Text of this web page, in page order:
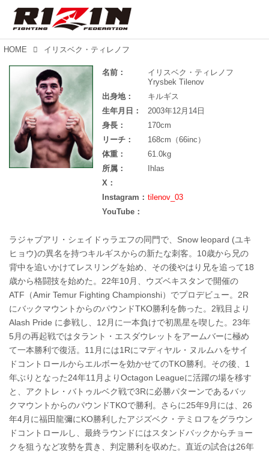
HOME イリスベク・ティレノフ
名前：
イリスベク・ティレノフ
Yrysbek Tilenov
出身地：
キルギス
生年月日：
2003年12月14日
身長：
170cm
リーチ：
168cm（66inc）
体重：
61.0kg
所属：
Ihlas
X：
Instagram： tilenov_03
YouTube：
ラジャブアリ・シェイドゥラエフの同門で、Snow leopard (ユキ
ヒョウ)の異名を持つキルギスからの新たな刺客。10歳から兄の
背中を追いかけてレスリングを始め、その後やはり兄を追って18
歳から格闘技を始めた。22年10月、ウズベキスタンで開催の
ATF（Amir Temur Fighting Championshi）でプロデビュー。2R
にバックマウントからのパウンドTKO勝利を飾った。2戦目より
Alash Pride に参戦し、12月に一本負けで初黒星を喫した。23年
5月の再起戦ではタラント・エスダウレットをアームバーに極め
て一本勝利で復活。11月には1Rにマディヤル・ヌルムハをサイ
ドコントロールからエルボーを効かせてのTKO勝利。その後、1
年ぶりとなった24年11月よりOctagon Leagueに活躍の場を移す
と、アクトレ・バトゥルベク戦で3Rに必勝パターンであるバッ
クマウントからのパウンドTKOで勝利。さらに25年9月には、26
年4月に福田龍彌にKO勝利したアジズベク・テミロフをグラウン
ドコントロールし、最終ラウンドにはスタンドバックからチョー
クを狙うなど攻勢を貫き、判定勝利を収めた。直近の試合は26年